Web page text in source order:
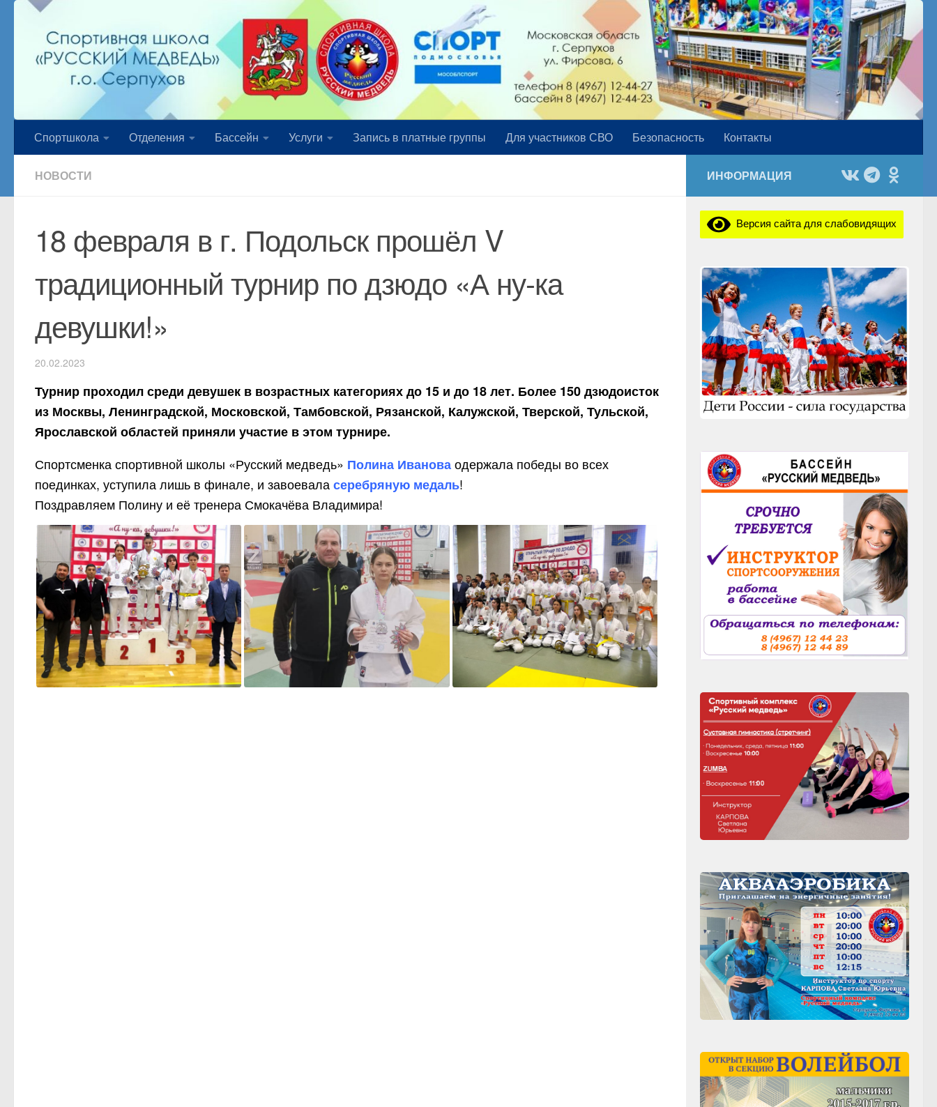
Спортшкола Отделения Бассейн Услуги Запись в платные группы Для участников СВО Безопасность Контакты
НОВОСТИ
18 февраля в г. Подольск прошёл V
традиционный турнир по дзюдо «А ну-ка
девушки!»
20.02.2023
Турнир проходил среди девушек в возрастных категориях до 15 и до 18 лет. Более 150 дзюдоисток
из Москвы, Ленинградской, Московской, Тамбовской, Рязанской, Калужской, Тверской, Тульской,
Ярославской областей приняли участие в этом турнире.
Спортсменка спортивной школы «Русский медведь» Полина Ивановаодержала победы во всех
поединках, уступила лишь в финале, и завоеваласеребряную медаль!
Поздравляем Полину и её тренера Смокачёва Владимира!
ИНФОРМАЦИЯ
Версия сайта для слабовидящих